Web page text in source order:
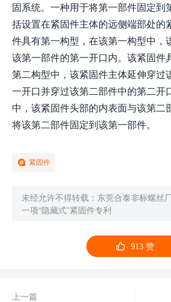
固系统。一种用于将第一部件固定到
括设置在紧固件主体的远侧端部处的
件具有第一构型，在该第一构型中，
该第一部件的第一开口内。该紧固件
第二构型中，该紧固件主体延伸穿过
一开口并穿过该第二部件中的第二开
中，该紧固件头部的内表面与该第二
将该第二部件固定到该第一部件。
紧固件
未经允许不得转载： 东莞合泰非标螺丝
一项“隐藏式”紧固件专利
 913赞
上一篇